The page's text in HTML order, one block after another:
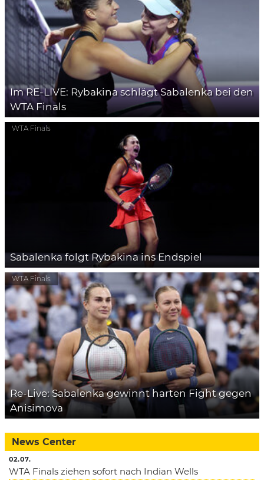
Im RE-LIVE: Rybakina schlägt Sabalenka bei den
WTA Finals
WTA Finals
Sabalenka folgt Rybakina ins Endspiel
WTA Finals
Re-Live: Sabalenka gewinnt harten Fight gegen
Anisimova
News Center
02.07.
WTA Finals ziehen sofort nach Indian Wells